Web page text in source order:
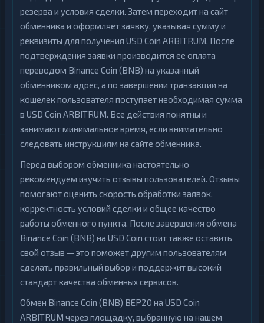
резерва и условия сделки. Затем переходит на сайт
обменника и оформляет заявку, указывая сумму и
реквизиты для получения USD Coin ARBITRUM. После
подтверждения заявки производится ее оплата
переводом Binance Coin (BNB) на указанный
обменником адрес, а по завершении транзакции на
кошелек пользователя поступает необходимая сумма
в USD Coin ARBITRUM. Все действия понятны и
занимают минимальное время, если внимательно
следовать инструкциям на сайте обменника.
Перед выбором обменника настоятельно
рекомендуем изучить отзывы пользователей. Отзывы
помогают оценить скорость обработки заявок,
корректность условий сделки и общее качество
работы обменного пункта. После завершения обмена
Binance Coin (BNB) на USD Coin стоит также оставить
свой отзыв — это поможет другим пользователям
сделать правильный выбор и поддержит высокий
стандарт качества обменных сервисов.
Обмен Binance Coin (BNB) BEP20 на USD Coin
ARBITRUM через площадку, выбранную на нашем